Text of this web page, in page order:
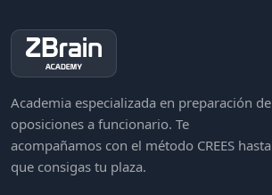
Academia especializada en preparación de
oposiciones a funcionario. Te
acompañamos con el método CREES hasta
que consigas tu plaza.